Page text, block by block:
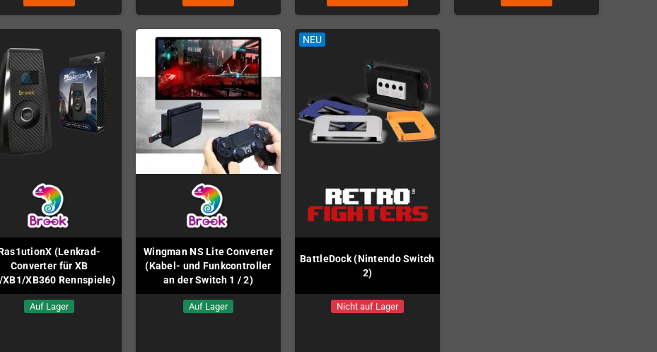
(Lenkrad-
Converter für XB
XB1/XB360 Rennspiele)
Auf Lager
Wingman NS Lite Converter
(Kabel- und Funkcontroller
an der Switch 1 / 2)
Auf Lager
NEU
BattleDock (Nintendo Switch
2)
Nicht auf Lager